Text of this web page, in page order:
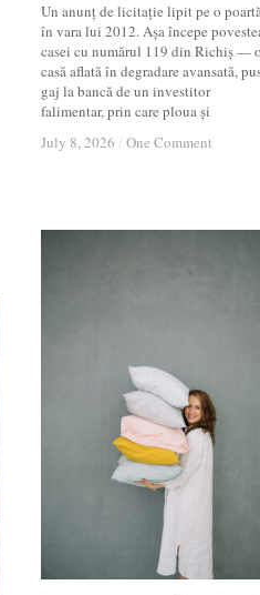
Un anunț de licitație lipit pe o
în vara lui 2012. Așa începe
casei cu numărul 119 din Richiș —
casă aflată în degradare avansată,
gaj la bancă de un investitor
falimentar, prin care ploua și
July 8, 2026 / One Comment
July 8, 2026 / One Comment